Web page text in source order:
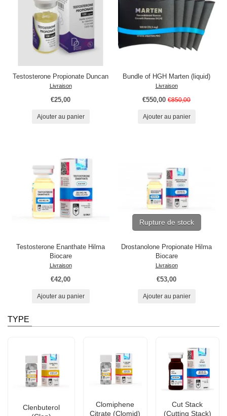
Testosterone Propionate Duncan
Livraison
€25,00
Ajouter au panier
Bundle of HGH Marten (liquid)
Livraison
€550,00 €850,00
Ajouter au panier
Testosterone Enanthate Hilma
Biocare
Livraison
€42,00
Ajouter au panier
Rupture de stock
Drostanolone Propionate Hilma
Biocare
Livraison
€53,00
Ajouter au panier
TYPE
Clenbuterol
Clomiphene
Citrate (Clomid)
Cut Stack
(Cutting Stack)